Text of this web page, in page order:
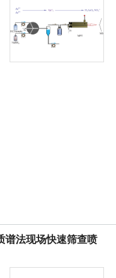
谱法现场快速筛查喷